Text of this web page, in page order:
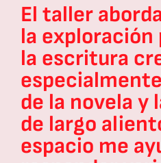
como
de
campo
Este
Uno
vivido